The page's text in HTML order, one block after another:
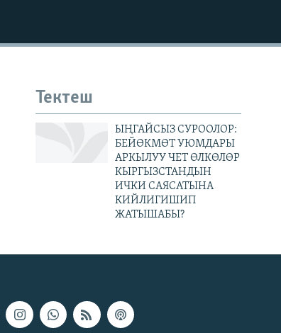
Тектеш
ЫҢГАЙСЫЗ СУРООЛОР:
БЕЙӨКМӨТ УЮМДАРЫ
АРКЫЛУУ ЧЕТ ӨЛКӨЛӨР
КЫРГЫЗСТАНДЫН
ИЧКИ САЯСАТЫНА
КИЙЛИГИШИП
ЖАТЫШАБЫ?